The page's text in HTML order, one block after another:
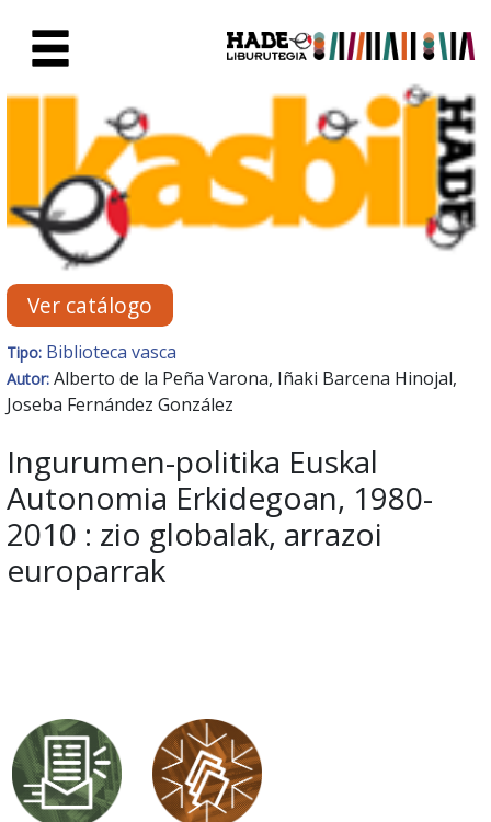
Ficha de Novedades -
Ver catálogo
Tipo: Biblioteca vasca
Autor: Alberto de la Peña Varona, Iñaki Barcena Hinojal,
Joseba Fernández González
Ingurumen-politika Euskal
Autonomia Erkidegoan, 1980-
2010 : zio globalak, arrazoi
europarrak